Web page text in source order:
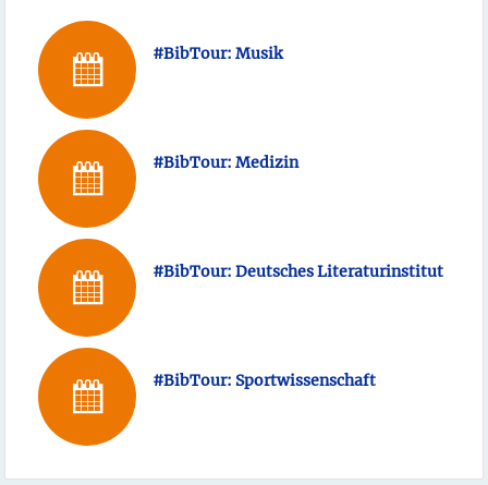
#BibTour: Musik
#BibTour: Medizin
#BibTour: Deutsches Literaturinstitut
#BibTour: Sportwissenschaft